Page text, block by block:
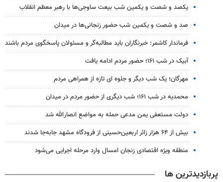
یکصد و شصت و یکمین شب بیعت ساوجی‌ها با رهبر معظم انقلاب
صد و شصت و یکمین شب حضور زنجانی‌ها در میدان
فرماندار کاشمر: خبرنگاران باید مطالبه‌گر و مسئولان پاسخگوی مردم باشند
آبیک در شب ۱۶۱؛ حضور مردم ادامه یافت
مهرگان؛ یک شب دیگر و جلوه ای تازه از همراهی مردم
محمدیه در شب ۱۶۱؛ شب دیگری از حضور مردم در میدان
دولت مستعفی یمن مدعی حمله به مواضع انصارالله شد
بیش از ۶۴ هزار زائر اربعین‌حسینی از فرودگاه مشهد جابه‌جا شدند
منطقه ویژه اقتصادی زنجان امسال وارد مرحله اجرایی می‌شود
پربازدیدترین ها